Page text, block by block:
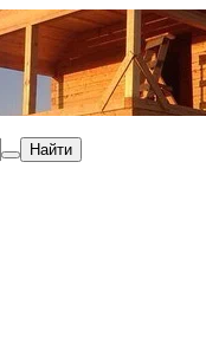
Найти